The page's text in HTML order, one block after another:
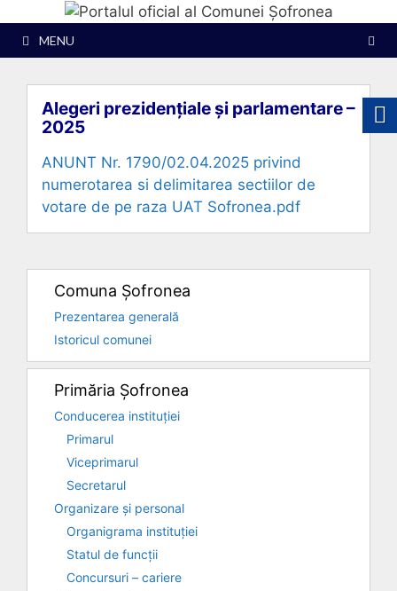
conținut
MENU
Alegeri prezidențiale și parlamentare –
2025
ANUNT Nr. 1790/02.04.2025 privind
numerotarea si delimitarea sectiilor de
votare de pe raza UAT Sofronea.pdf
Comuna Șofronea
Prezentarea generală
Istoricul comunei
Primăria Șofronea
Conducerea instituției
Primarul
Viceprimarul
Secretarul
Organizare și personal
Organigrama instituției
Statul de funcții
Concursuri – cariere